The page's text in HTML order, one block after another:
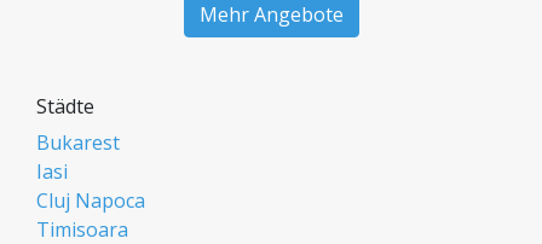
Mehr Angebote
Städte
Bukarest
Iasi
Cluj Napoca
Timisoara